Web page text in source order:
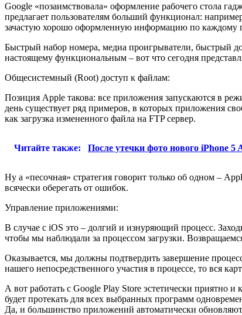
Google «позаимствовала» оформление рабочего стола
предлагает пользователям больший функционал:
зачастую хорошо оформленную информацию по каждому
Быстрый набор номера, медиа проигрыватели, быстрый
настоящему функциональным – вот что сегодня
Общесистемный (Root) доступ к файлам:
Позиция Apple такова: все приложения запускаются в
день существует ряд примеров, в которых приложения
как загрузка измененного файла на FTP сервер.
Читайте также: После утечки фото нового iPhone
Ну а «песочная» стратегия говорит только об одном –
всячески оберегать от ошибок.
Управление приложениями:
В случае с iOS это – долгий и изнуряющий процесс.
чтобы мы наблюдали за процессом загрузки.
Оказывается, мы должны подтвердить завершение
нашего непосредственного участия в процессе, то вся
А вот работать с Google Play Store эстетически приятно
будет протекать для всех выбранных программ
Да, и большинство приложений автоматически